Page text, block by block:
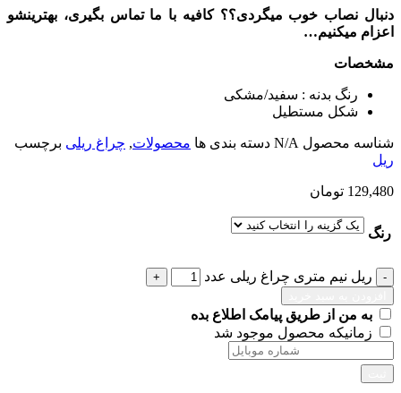
دنبال نصاب خوب میگردی؟؟ کافیه با ما تماس بگیری، بهترینشو
اعزام میکنیم…
مشخصات
رنگ بدنه : سفید/مشکی
شکل مستطیل
شناسه محصول N/A دسته بندی ها محصولات, چراغ ریلی برچسب
ریل
129,480 تومان
رنگ
ریل نیم متری چراغ ریلی عدد
به من از طریق پیامک اطلاع بده
زمانیکه محصول موجود شد